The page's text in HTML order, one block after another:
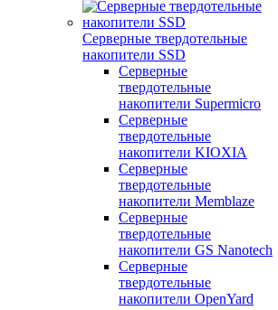
Серверные твердотельные
накопители SSD
Cерверные
твердотельные
накопители Supermicro
Cерверные
твердотельные
накопители KIOXIA
Cерверные
твердотельные
накопители Memblaze
Cерверные
твердотельные
накопители GS Nanotech
Серверные
твердотельные
накопители OpenYard